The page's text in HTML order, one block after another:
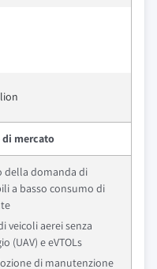
mercato
della domanda di
a basso consumo di
veicoli aerei senza
(UAV) e eVTOLs
di manutenzione